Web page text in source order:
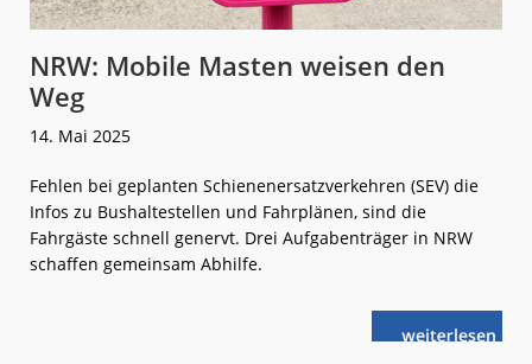
NRW: Mobile Masten weisen den
Weg
14. Mai 2025
Fehlen bei geplanten Schienenersatzverkehren (SEV) die
Infos zu Bushaltestellen und Fahrplänen, sind die
Fahrgäste schnell genervt. Drei Aufgabenträger in NRW
schaffen gemeinsam Abhilfe.
weiterlese
nNRW: